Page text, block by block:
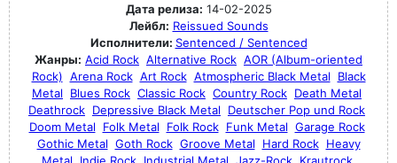
Дата релиза: 14-02-2025
Лейбл: Reissued Sounds
Исполнители: Sentenced / Sentenced
Жанры: Acid Rock Alternative Rock AOR (Album-oriented
Rock) Arena Rock Art Rock Atmospheric Black Metal
Black
Metal
Blues Rock Classic Rock Country Rock Death Metal
Deathrock Depressive Black Metal
Deutscher Pop und Rock
Doom Metal
Folk Metal Folk Rock Funk Metal Garage Rock
Gothic Metal Goth Rock Groove Metal Hard Rock Heavy